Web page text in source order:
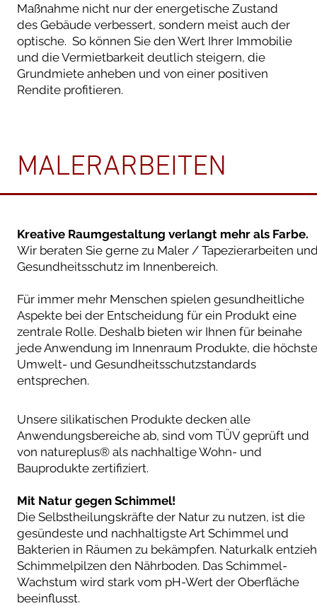
Maßnahme nicht nur der energetische Zustand
des Gebäude verbessert, sondern meist auch der
optische. So können Sie den Wert Ihrer Immobilie
und die Vermietbarkeit deutlich steigern, die
Grundmiete anheben und von einer positiven
Rendite profitieren.
MALERARBEITEN
Kreative Raumgestaltung verlangt mehr als Farbe.
Wir beraten Sie gerne zu Maler / Tapezierarbeiten
Gesundheitsschutz im Innenbereich.
Für immer mehr Menschen spielen gesundheitliche
Aspekte bei der Entscheidung für ein Produkt eine
zentrale Rolle. Deshalb bieten wir Ihnen für beinahe
jede Anwendung im Innenraum Produkte, die
Umwelt- und Gesundheitsschutzstandards
entsprechen.
Unsere silikatischen Produkte decken alle
Anwendungsbereiche ab, sind vom TÜV geprüft und
von natureplus® als nachhaltige Wohn- und
Bauprodukte zertifiziert.
Mit Natur gegen Schimmel!
Die Selbstheilungskräfte der Natur zu nutzen, ist die
gesündeste und nachhaltigste Art Schimmel und
Bakterien in Räumen zu bekämpfen. Naturkalk
Schimmelpilzen den Nährboden. Das Schimmel-
Wachstum wird stark vom pH-Wert der Oberfläche
beeinflusst.